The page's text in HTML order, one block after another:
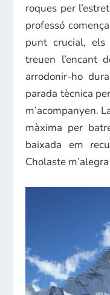
roques per
professó
punt crucial, els
treuen l’encant
arrodonir-ho
parada tècnica
m’acompanyen.
màxima per
baixada em
Cholaste